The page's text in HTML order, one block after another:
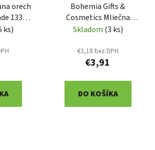
orech
133g
ks)
Bohemia Gifts &
Cosmetics Mliečna
čokoláda 100 g anti
Skladom (3 ks)
€3,18 bez DPH
€3,91
DO KOŠÍKA